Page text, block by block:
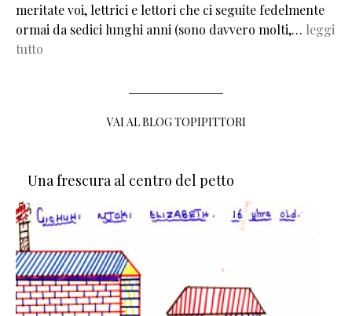
meritate voi, lettrici e lettori che ci seguite fedelmente
ormai da sedici lunghi anni (sono davvero molti,… leggi
tutto
VAI AL BLOG TOPIPITTORI
Una frescura al centro del petto